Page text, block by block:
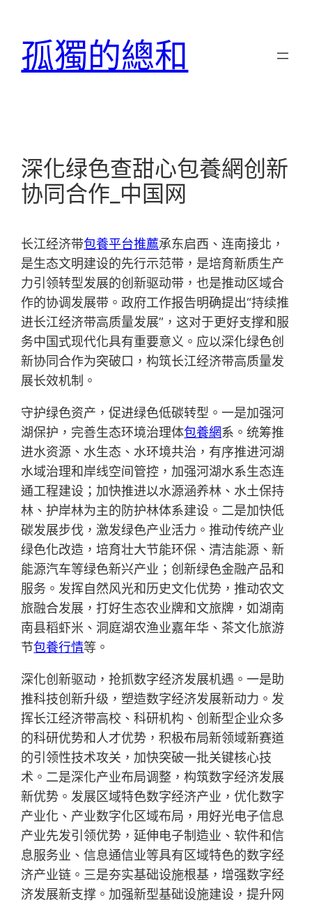
孤獨的總和
深化绿色查甜心包養網创新
协同合作_中国网
长江经济带包養平台推薦承东启西、连南接北，
是生态文明建设的先行示范带，是培育新质生产
力引领转型发展的创新驱动带，也是推动区域合
作的协调发展带。政府工作报告明确提出“持续推
进长江经济带高质量发展”，这对于更好支撑和服
务中国式现代化具有重要意义。应以深化绿色创
新协同合作为突破口，构筑长江经济带高质量发
展长效机制。
守护绿色资产，促进绿色低碳转型。一是加强河
湖保护，完善生态环境治理体包養網系。统筹推
进水资源、水生态、水环境共治，有序推进河湖
水域治理和岸线空间管控，加强河湖水系生态连
通工程建设；加快推进以水源涵养林、水土保持
林、护岸林为主的防护林体系建设。二是加快低
碳发展步伐，激发绿色产业活力。推动传统产业
绿色化改造，培育壮大节能环保、清洁能源、新
能源汽车等绿色新兴产业；创新绿色金融产品和
服务。发挥自然风光和历史文化优势，推动农文
旅融合发展，打好生态农业牌和文旅牌，如湖南
南县稻虾米、洞庭湖农渔业嘉年华、茶文化旅游
节包養行情等。
深化创新驱动，抢抓数字经济发展机遇。一是助
推科技创新升级，塑造数字经济发展新动力。发
挥长江经济带高校、科研机构、创新型企业众多
的科研优势和人才优势，积极布局新领域新赛道
的引领性技术攻关，加快突破一批关键核心技
术。二是深化产业布局调整，构筑数字经济发展
新优势。发展区域特色数字经济产业，优化数字
产业化、产业数字化区域布局，用好光电子信息
产业先发引领优势，延伸电子制造业、软件和信
息服务业、信息通信业等具有区域特色的数字经
济产业链。三是夯实基础设施根基，增强数字经
济发展新支撑。加强新型基础设施建设，提升网